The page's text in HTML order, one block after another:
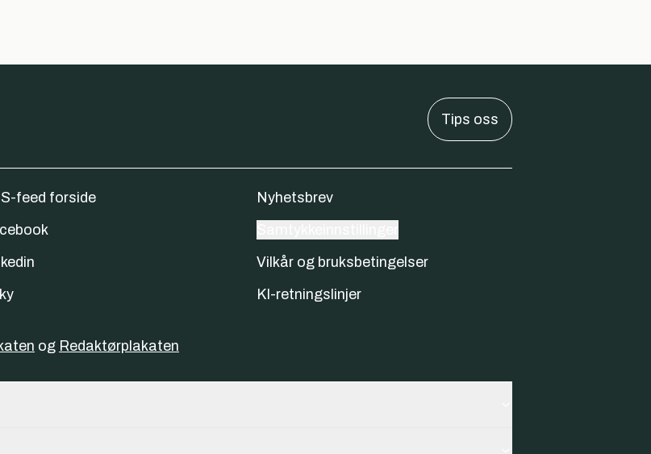
Tips oss
feed forside
Nyhetsbrev
Vilkår og bruksbetingelser
KI-retningslinjer
og Redaktørplakaten